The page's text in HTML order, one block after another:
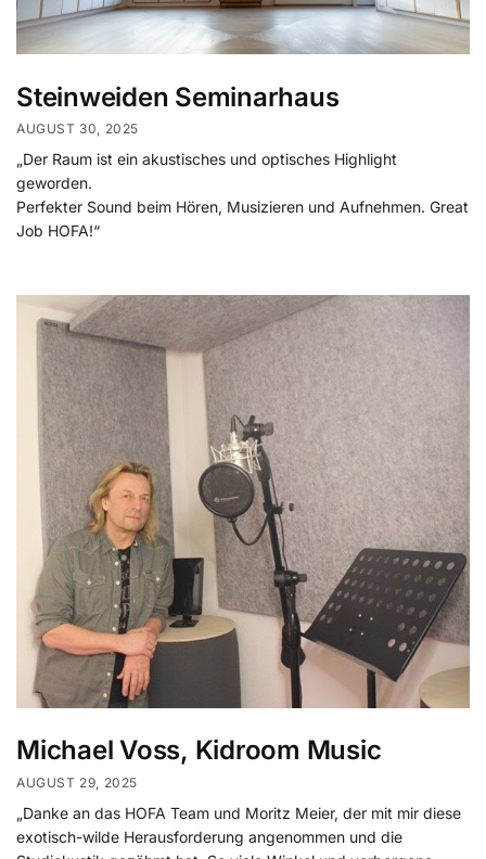
Steinweiden Seminarhaus
AUGUST 30, 2025
„Der Raum ist ein akustisches und optisches Highlight
geworden.
Perfekter Sound beim Hören, Musizieren und Aufnehmen. Great
Job HOFA!“
Michael Voss, Kidroom Music
AUGUST 29, 2025
„Danke an das HOFA Team und Moritz Meier, der mit mir diese
exotisch-wilde Herausforderung angenommen und die